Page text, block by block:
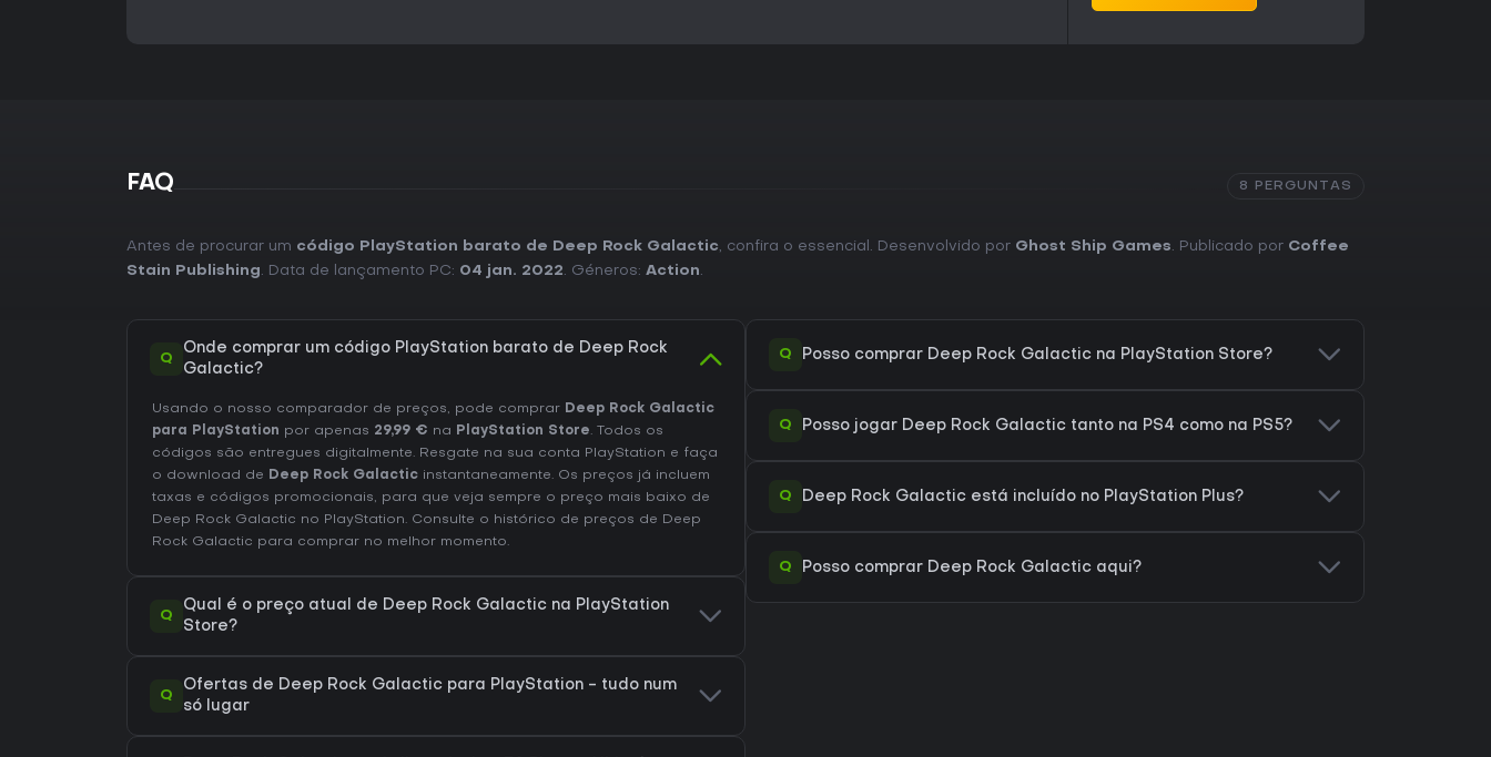
procedurais e pela sinergia entre classes.
buscam um ciclo consistente de mineração e combate com exigências reais de
valor para quem se dedica aos sistemas centrais.
FAQ 8 PERGUNTAS
Antes de procurar um código PlayStation barato de Deep Rock Galactic, confira o essencial. Desenvolvido por Ghost Ship Games. Publicado por Coffee
Stain Publishing. Data de lançamento PC: 04 jan. 2022. Géneros: Action.
Q
Onde comprar um código PlayStation barato de Deep Rock
Galactic?
Usando o nosso comparador de preços, pode comprar Deep Rock Galactic
para PlayStation por apenas 29,99 € na PlayStation Store. Todos os
códigos são entregues digitalmente. Resgate na sua conta PlayStation e faça
o download de Deep Rock Galactic instantaneamente. Os preços já incluem
taxas e códigos promocionais, para que veja sempre o preço mais baixo de
Deep Rock Galactic no PlayStation. Consulte o histórico de preços de Deep
Rock Galactic para comprar no melhor momento.
Q
Qual é o preço atual de Deep Rock Galactic na PlayStation
Store?
Q
Ofertas de Deep Rock Galactic para PlayStation - tudo num
só lugar
Q Posso comprar Deep Rock Galactic na PlayStation Store?
Q Posso jogar Deep Rock Galactic tanto na PS4 como na PS5?
Q Deep Rock Galactic está incluído no PlayStation Plus?
Q Posso comprar Deep Rock Galactic aqui?